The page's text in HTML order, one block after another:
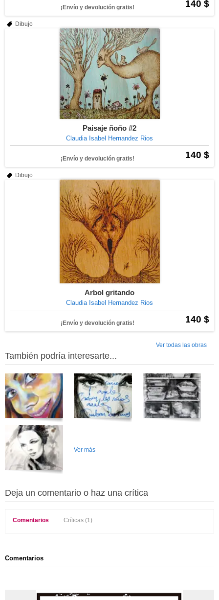
140 $
¡Envío y devolución gratis!
Dibujo
Paisaje ñoño #2
Claudia Isabel Hernandez Rios
140 $
¡Envío y devolución gratis!
Dibujo
Arbol gritando
Claudia Isabel Hernandez Rios
140 $
¡Envío y devolución gratis!
Ver todas las obras
También podría interesarte...
Ver más
Deja un comentario o haz una crítica
Comentarios Críticas (1)
Comentarios